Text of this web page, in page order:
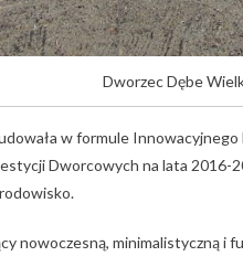
Dworzec Dębe
w formule
Dworcowych na lata 2016-
nowoczesną, minimalistyczną i